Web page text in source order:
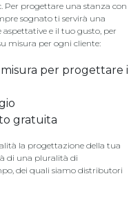
Per progettare una stanza con
sognato ti servirà una
e il tuo gusto, per
misura per ogni cliente:
per progettare i
gratuita
la progettazione della tua
di una pluralità di
dei quali siamo distributori